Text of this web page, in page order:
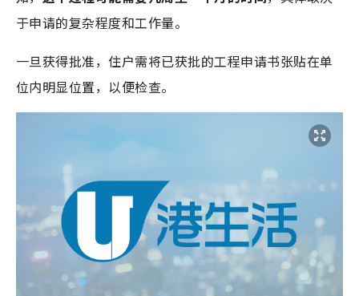
于申请的复杂程度和工作量。
一旦获得批准，住户需将已获批的工程申请书张贴在单
位内明显位置，以便检查。